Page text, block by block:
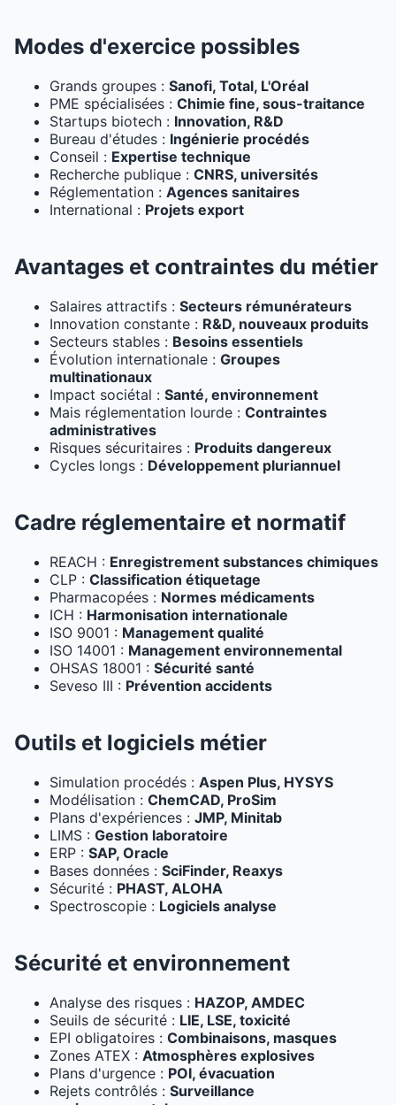
Modes d'exercice possibles
Grands groupes : Sanofi, Total, L'Oréal
PME spécialisées : Chimie fine, sous-traitance
Startups biotech : Innovation, R&D
Bureau d'études : Ingénierie procédés
Conseil : Expertise technique
Recherche publique : CNRS, universités
Réglementation : Agences sanitaires
International : Projets export
Avantages et contraintes du métier
Salaires attractifs : Secteurs rémunérateurs
Innovation constante : R&D, nouveaux produits
Secteurs stables : Besoins essentiels
Évolution internationale : Groupes
multinationaux
Impact sociétal : Santé, environnement
Mais réglementation lourde : Contraintes
administratives
Risques sécuritaires : Produits dangereux
Cycles longs : Développement pluriannuel
Cadre réglementaire et normatif
REACH : Enregistrement substances chimiques
CLP : Classification étiquetage
Pharmacopées : Normes médicaments
ICH : Harmonisation internationale
ISO 9001 : Management qualité
ISO 14001 : Management environnemental
OHSAS 18001 : Sécurité santé
Seveso III : Prévention accidents
Outils et logiciels métier
Simulation procédés : Aspen Plus, HYSYS
Modélisation : ChemCAD, ProSim
Plans d'expériences : JMP, Minitab
LIMS : Gestion laboratoire
ERP : SAP, Oracle
Bases données : SciFinder, Reaxys
Sécurité : PHAST, ALOHA
Spectroscopie : Logiciels analyse
Sécurité et environnement
Analyse des risques : HAZOP, AMDEC
Seuils de sécurité : LIE, LSE, toxicité
EPI obligatoires : Combinaisons, masques
Zones ATEX : Atmosphères explosives
Plans d'urgence : POI, évacuation
Rejets contrôlés : Surveillance